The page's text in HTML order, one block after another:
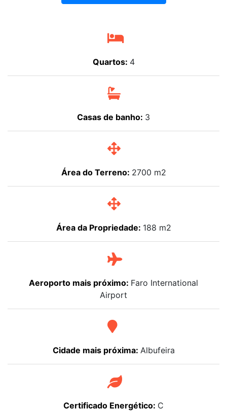
Quartos: 4
Casas de banho: 3
Área do Terreno: 2700 m2
Área da Propriedade: 188 m2
Aeroporto mais próximo: Faro International
Airport
Cidade mais próxima: Albufeira
Certificado Energético: C